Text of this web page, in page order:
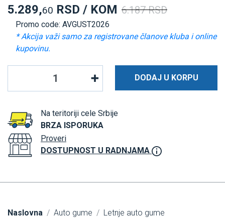
5.289,60 RSD / KOM 6.187 RSD
Promo code: AVGUST2026
* Akcija važi samo za registrovane članove kluba i online
kupovinu.
DODAJ U KORPU
Na teritoriji cele Srbije
BRZA ISPORUKA
Proveri
DOSTUPNOST U RADNJAMA
Naslovna Auto gume
Letnje auto gume